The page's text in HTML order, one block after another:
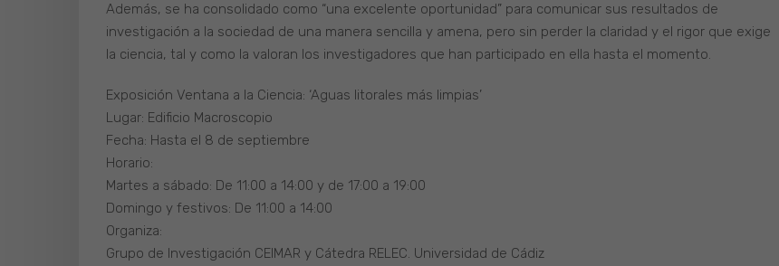
Además, se ha consolidado como “una excelente oportunidad” para comunicar sus resultados de
investigación a la sociedad de una manera sencilla y amena, pero sin perder la claridad y el rigor que exige
la ciencia, tal y como la valoran los investigadores que han participado en ella hasta el momento.
Exposición Ventana a la Ciencia: ‘Aguas litorales más limpias’
Lugar: Edificio Macroscopio
Fecha: Hasta el 8 de septiembre
Horario:
Martes a sábado: De 11:00 a 14:00 y de 17:00 a 19:00
Domingo y festivos: De 11:00 a 14:00
Organiza:
Grupo de Investigación CEIMAR y Cátedra RELEC. Universidad de Cádiz